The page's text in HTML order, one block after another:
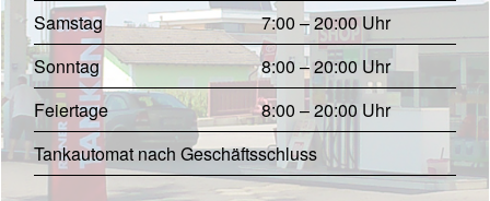
Samstag
7:00 – 20:00 Uhr
Sonntag
8:00 – 20:00 Uhr
Feiertage
8:00 – 20:00 Uhr
Tankautomat nach Geschäftsschluss